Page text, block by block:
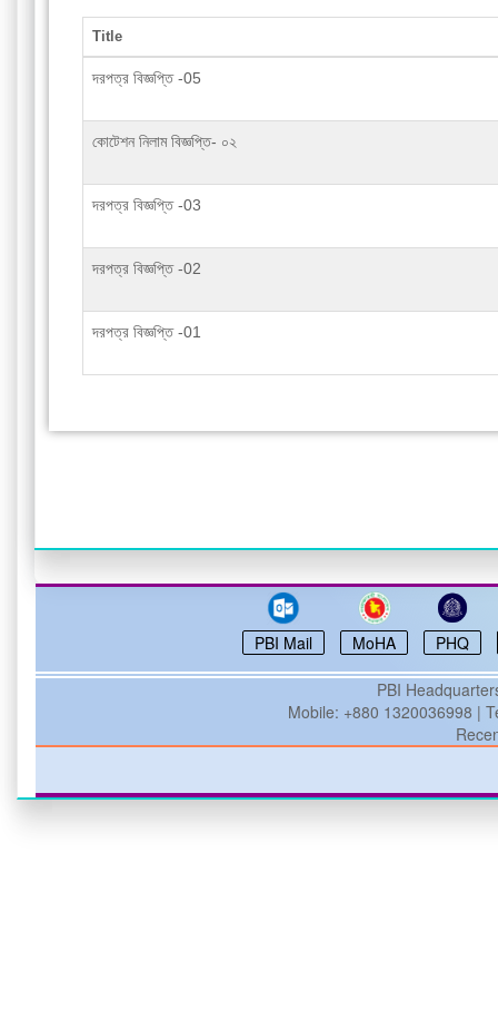
Title
দরপত্র বিজ্ঞপ্তি -05
কোটেশন নিলাম বিজ্ঞপ্তি- ০২
দরপত্র বিজ্ঞপ্তি -03
দরপত্র বিজ্ঞপ্তি -02
দরপত্র বিজ্ঞপ্তি -01
PBI Mail MoHA PHQ
PBI
Mobile: +880 1320036998 |